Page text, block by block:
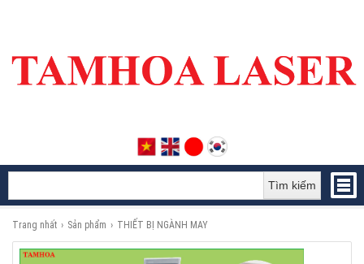
Tìm kiếm
Trang nhất › Sản phẩm › THIẾT BỊ NGÀNH MAY